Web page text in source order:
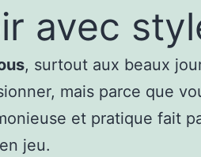
avec
, surtout aux beaux
mais parce que
et pratique fait
jeu.